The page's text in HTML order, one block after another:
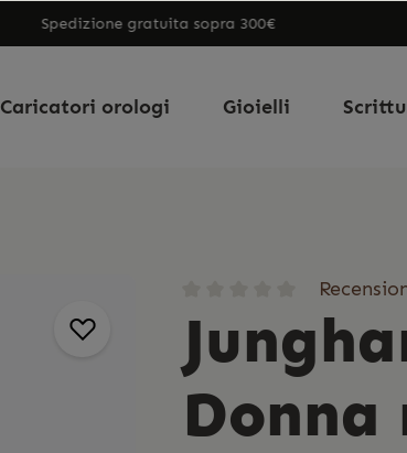
Spedizione gratuita sopra 300€
Caricatori orologi Gioielli
Donna